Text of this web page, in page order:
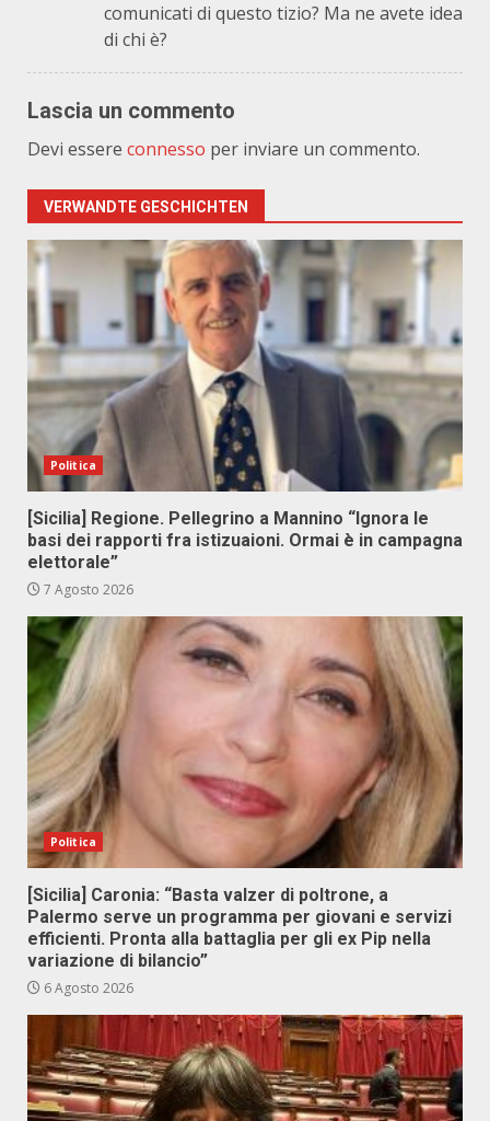
comunicati di questo tizio? Ma ne avete idea
di chi è?
Lascia un commento
Devi essere connesso per inviare un commento.
VERWANDTE GESCHICHTEN
Politica
[Sicilia] Regione. Pellegrino a Mannino “Ignora le
basi dei rapporti fra istizuaioni. Ormai è in campagna
elettorale”
7 Agosto 2026
Politica
[Sicilia] Caronia: “Basta valzer di poltrone, a
Palermo serve un programma per giovani e servizi
efficienti. Pronta alla battaglia per gli ex Pip nella
variazione di bilancio”
6 Agosto 2026